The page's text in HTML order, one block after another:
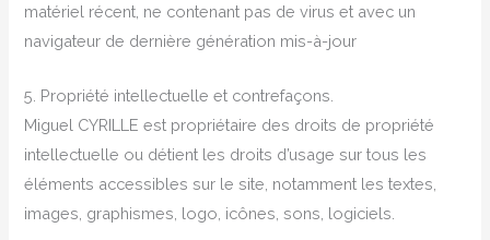
matériel récent, ne contenant pas de virus et avec un
navigateur de dernière génération mis-à-jour
5. Propriété intellectuelle et contrefaçons.
Miguel CYRILLE est propriétaire des droits de propriété
intellectuelle ou détient les droits d’usage sur tous les
éléments accessibles sur le site, notamment les textes,
images, graphismes, logo, icônes, sons, logiciels.